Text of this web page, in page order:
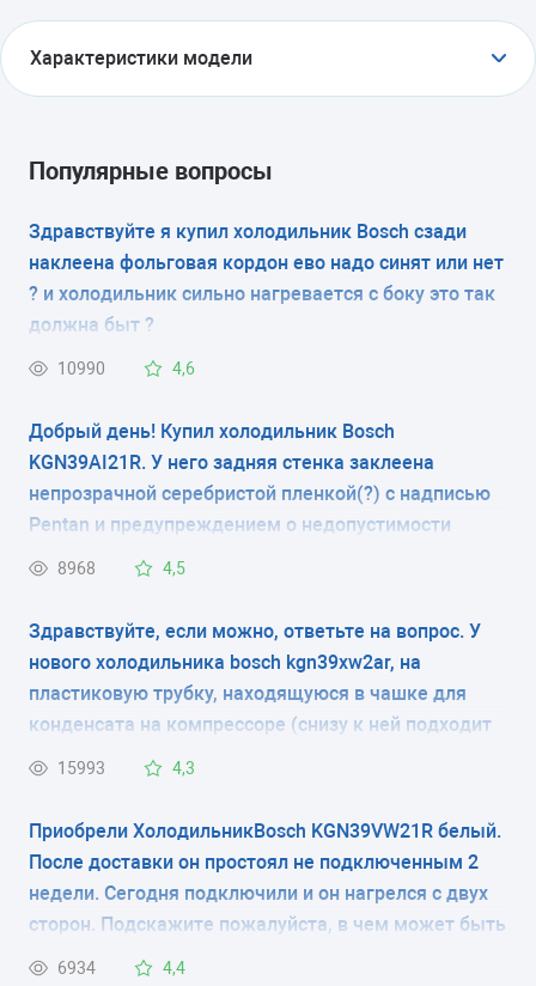
Характеристики модели
холодильник с морозильником
ТИП УПРАВЛЕНИЯ
электронное
КОЛИЧЕСТВО КАМЕР
2
РАЗМЕРЫ (ШXГXВ)
60x64x185 см
КОЛИЧЕСТВО КОМПРЕССОРОВ
1
РАЗМОРАЖИВАНИЕ МОРОЗИЛЬНОЙ КАМЕРЫ
No Frost
РАЗМОРАЖИВАНИЕ ХОЛОДИЛЬНОЙ КАМЕРЫ
ЭНЕРГОПОТРЕБЛЕНИЕ
класс A+ (280 кВтч/год)
ЦВЕТ
Популярные вопросы
Здравствуйте я купил холодильник Bosch сзади
наклеена фольговая кордон ево надо синят или нет
? и холодильник сильно нагревается с боку это так
должна быт ?
10990 4,6
Добрый день! Купил холодильник Bosch
KGN39AI21R. У него задняя стенка заклеена
непрозрачной серебристой пленкой(?) с надписью
Pentan и предупреждением о недопустимости
контакта изделия с трубами, мебелью и т.д. За
(видны какие-то углубления). Это защита
радиатора при транспортировке или что-то типа
задней стенки? Нужно ли снимать эту пленку?
8968 4,5
Здравствуйте, если можно, ответьте на вопрос. У
нового холодильника bosch kgn39xw2ar, на
пластиковую трубку, находящуюся в чашке для
конденсата на компрессоре (снизу к ней подходит
гофрированная трубка), закреплена резиновым
фото).Что это, транспортировочный фильтр и его
надо снять при запуске холодильника или эту
плёнку снимать не нужно? В магазине продавцы
вразумительный ответ дать не смогли, в
комментариев.
15993 4,3
Приобрели ХолодильникBosch KGN39VW21R белый.
После доставки он простоял не подключенным 2
недели. Сегодня подключили и он нагрелся с двух
сторон. Подскажите пожалуйста, в чем может быть
причина?
6934 4,4